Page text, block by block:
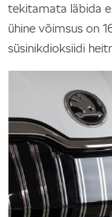
tekitamata läbida
ühine võimsus on
süsinikdioksiidi